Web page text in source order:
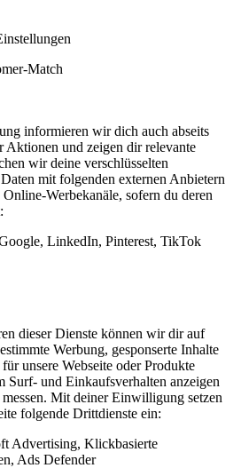
Match
informieren wir dich auch abseits
Aktionen und zeigen dir relevante
wir deine verschlüsselten
mit folgenden externen Anbietern
Werbekanäle, sofern du deren
LinkedIn, Pinterest, TikTok
dieser Dienste können wir dir auf
Werbung, gesponserte Inhalte
unsere Webseite oder Produkte
Surf- und Einkaufsverhalten anzeigen
Mit deiner Einwilligung setzen
folgende Drittdienste ein:
Advertising, Klickbasierte
Ads Defender